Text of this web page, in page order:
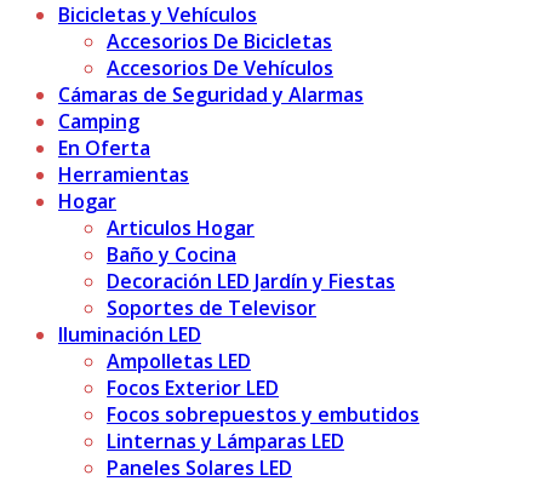
Bicicletas y Vehículos
Accesorios De Bicicletas
Accesorios De Vehículos
Cámaras de Seguridad y Alarmas
Camping
En Oferta
Herramientas
Hogar
Articulos Hogar
Baño y Cocina
Decoración LED Jardín y Fiestas
Soportes de Televisor
Iluminación LED
Ampolletas LED
Focos Exterior LED
Focos sobrepuestos y embutidos
Linternas y Lámparas LED
Paneles Solares LED